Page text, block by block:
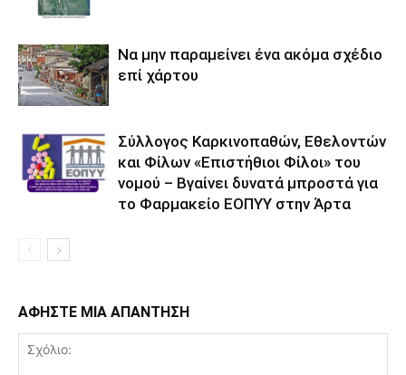
Να μην παραμείνει ένα ακόμα σχέδιο
επί χάρτου
Σύλλογος Καρκινοπαθών, Εθελοντών
και Φίλων «Επιστήθιοι Φίλοι» του
νομού – Βγαίνει δυνατά μπροστά για
το Φαρμακείο ΕΟΠΥΥ στην Άρτα
ΑΦΗΣΤΕ ΜΙΑ ΑΠΑΝΤΗΣΗ